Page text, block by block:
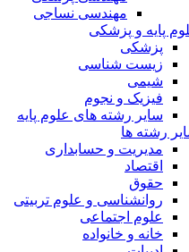
مهندسی نساجی
و پزشکی
پزشکی
زیست شناسی
شیمی
فیزیک و نجوم
سایر رشته های علوم پایه
ها
مدیریت و حسابداری
اقتصاد
حقوق
روانشناسی و علوم تربیتی
علوم اجتماعی
خانه و خانواده